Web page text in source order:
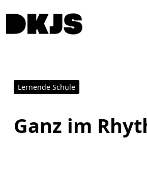
Lernende Schule
Ganz im